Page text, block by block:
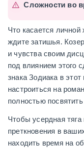
Сложности во
Что касается личной
ждите затишья.
и чувства своим
под влиянием этого
знака Зодиака в
настроиться на
полностью
Чтобы усердная
преткновения в
находить время на